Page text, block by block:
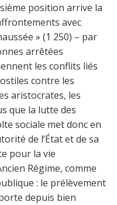
position arrive la
avec
» (1 250) – par
arrêtées
les conflits liés
contre les
aristocrates, les
que la lutte des
sociale met donc en
de l’État et de sa
pour la vie
Régime, comme
: le prélèvement
depuis bien